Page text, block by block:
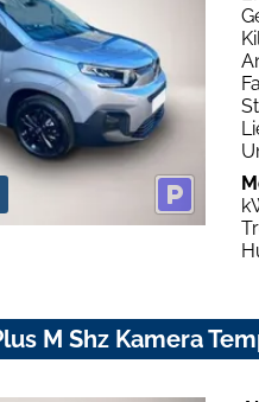
M Shz Kamera